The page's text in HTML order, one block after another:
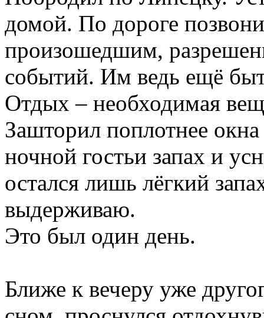
домой. По дороге
произошедшим,
событий. Им ведь ещё
Отдых – необходимая
Зашторил поплотнее
ночной гостьи запах и
остался лишь лёгкий
выдерживаю.
Это был один день.
Ближе к вечеру уже